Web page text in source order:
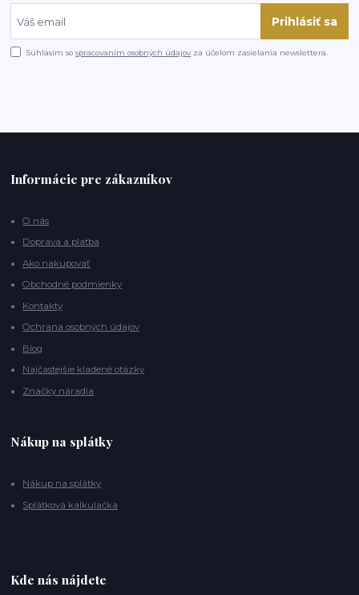
Prihlásiť sa
Súhlasím sospracovaním osobných údajov za účelom zasielania newslettera.
Informácie pre zákazníkov
O nás
Doprava a platba
Ako nakupovať
Obchodné podmienky
Kontakty
Ochrana osobných údajov
Blog
Najčastejšie kladené otázky
Značky náradia
Nákup na splátky
Nákup na splátky
Splátková kalkulačka
Kde nás nájdete